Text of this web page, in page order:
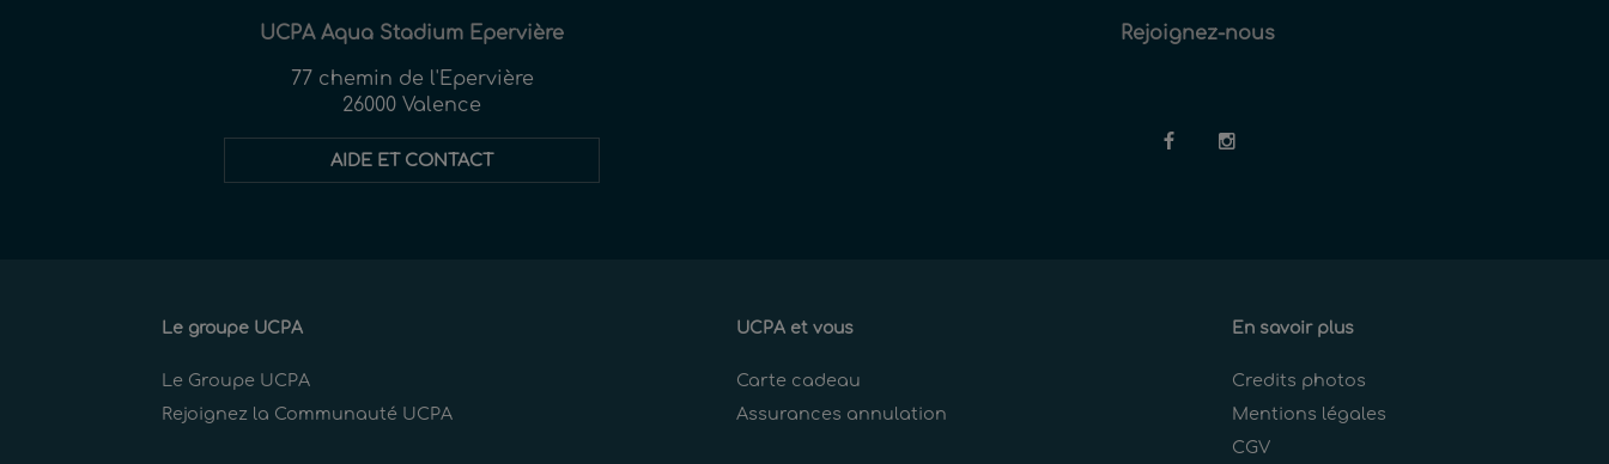
UCPA Aqua Stadium Epervière
77 chemin de l'Epervière
26000 Valence
AIDE ET CONTACT
Rejoignez-nous
Le groupe UCPA
Le Groupe UCPA
Rejoignez la Communauté UCPA
UCPA et vous
Carte cadeau
Assurances annulation
En savoir plus
Credits photos
Mentions légales
CGV